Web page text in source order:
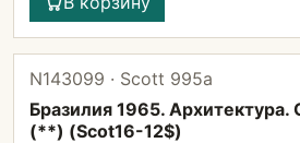
N143099 · Scott 995а
Бразилия 1965. Архитектура.
(**) (Scot16-12$)